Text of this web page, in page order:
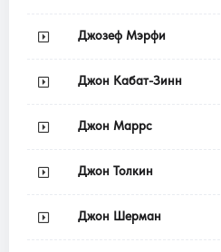
Джозеф Мэрфи
Джон Кабат-Зинн
Джон Маррс
Джон Толкин
Джон Шерман